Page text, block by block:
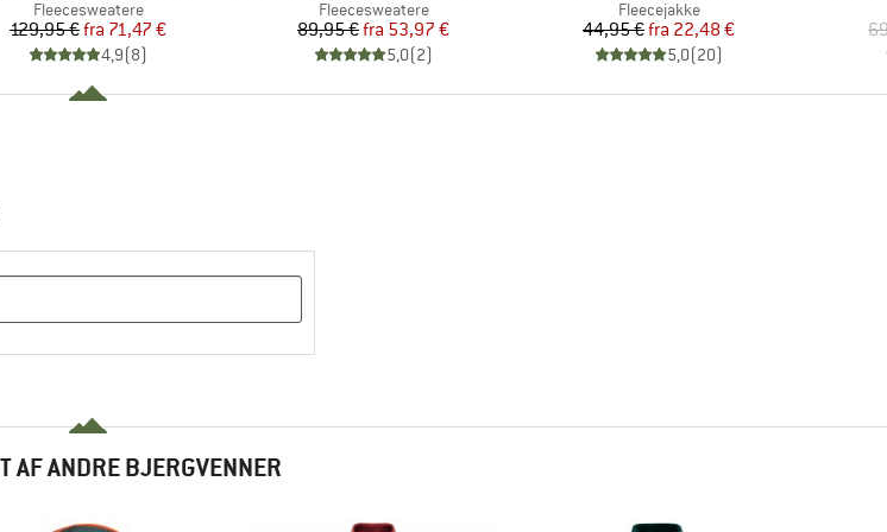
Produktgruppe
Fleecesweatere
Pris
129,95 € Nedsat pris
fra 71,47 €
4,9(8)
Produktgruppe
Fleecesweatere
Pris
89,95 € Nedsat pris
fra 53,97 €
5,0(2)
Produktgruppe
Fleecejakke
Pris
44,95 € Nedsat pris
fra 22,48 €
5,0(20)
AF ANDRE BJERGVENNER